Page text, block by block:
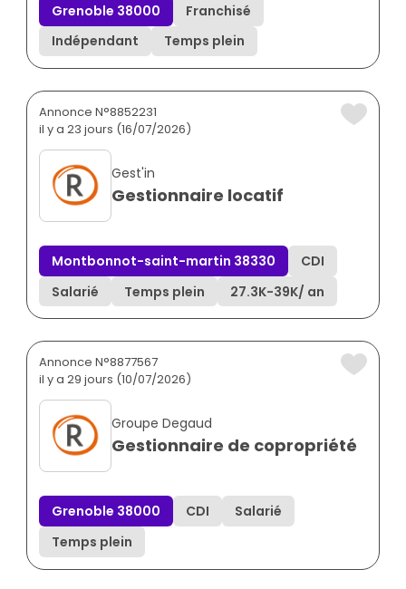
Grenoble 38000
Franchisé
Indépendant
Temps plein
Annonce N°8852231
il y a 23 jours (16/07/2026)
Gest'in
Gestionnaire locatif
Montbonnot-saint-martin 38330
CDI
Salarié
Temps plein 27.3K-39K/ an
Annonce N°8877567
il y a 29 jours (10/07/2026)
Groupe Degaud
Gestionnaire de copropriété
Grenoble 38000 CDI
Salarié
Temps plein